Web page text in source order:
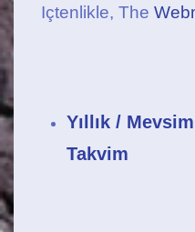
Içtenlikle, The
Yıllık /
Takvim